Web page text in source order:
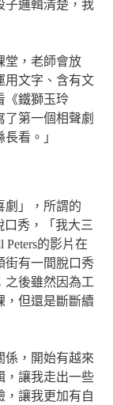
子邏輯清楚，我
堂，老師會放
用文字、含有文
《鐵獅玉玲
第一個相聲劇
看。」
劇」，所謂的
口秀，「我大三
的影片在
街有一間脫口秀
之後雖然因為工
，但還是斷斷續
係，開始有越來
，讓我走出一些
，讓我更加有自